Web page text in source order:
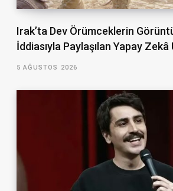
Irak’ta Dev Örümceklerin
İddiasıyla Paylaşılan Yapay
5 AĞUSTOS 2026